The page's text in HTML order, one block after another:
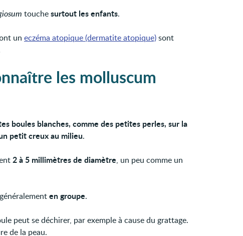
touchesurtout les enfants.
un eczéma atopique (dermatite atopique)sont
les molluscum
boules blanches, comme des petites perles, sur la
petit creux au milieu.
2 à 5 millimètres de diamètre, un peu comme un
en groupe.
peut se déchirer, par exemple à cause du grattage.
de la peau.